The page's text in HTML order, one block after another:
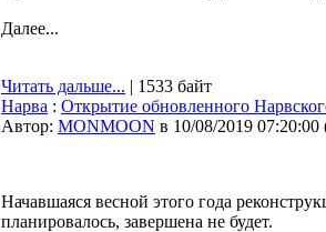
Далее...
Читать дальше... | 1533 байт
Нарва : Открытие обновленного
Автор: MONMOON в 10/08/2019 07:20:00
Начавшаяся весной этого года
планировалось, завершена не будет.